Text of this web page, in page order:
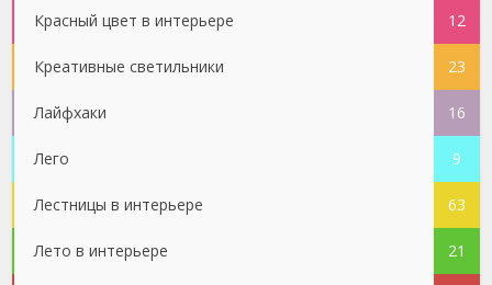
Красный цвет в интерьере 12
Креативные светильники 23
Лайфхаки 16
Лего 9
Лестницы в интерьере 63
Лето в интерьере 21